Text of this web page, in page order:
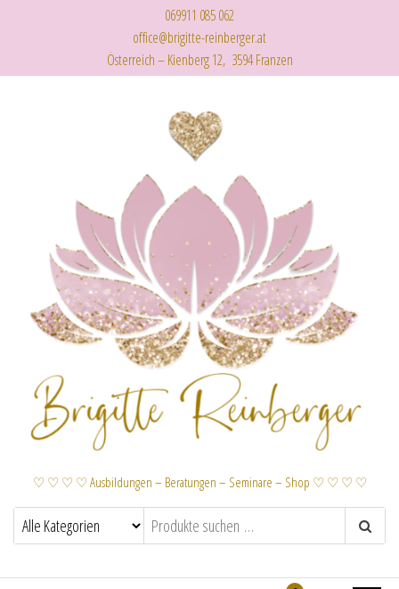
069911 085 062
office@brigitte-reinberger.at
Österreich – Kienberg 12, 3594 Franzen
♡ ♡ ♡ ♡ Ausbildungen – Beratungen – Seminare – Shop ♡ ♡ ♡ ♡